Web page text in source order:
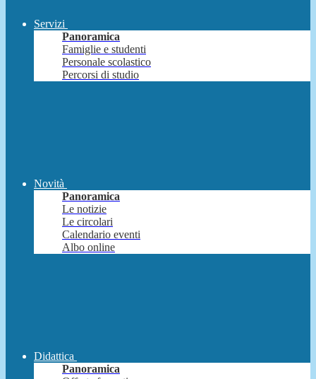
Servizi
Panoramica
Famiglie e studenti
Personale scolastico
Percorsi di studio
Novità
Panoramica
Le notizie
Le circolari
Calendario eventi
Albo online
Didattica
Panoramica